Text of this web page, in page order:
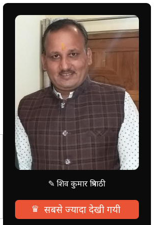
✎ शिव कुमार त्रिपाठी
♛ सबसे ज्यादा देखी गयी